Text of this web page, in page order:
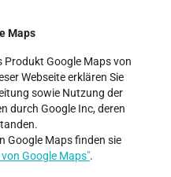
Maps
Produkt Google Maps von
Webseite erklären Sie
sowie Nutzung der
durch Google Inc, deren
Google Maps finden sie
Google Maps".